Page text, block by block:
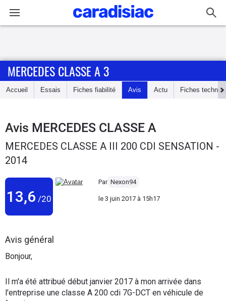
Accueil
Essais
Guide
d'achat
Utilitaires
Flottes
Services
MERCEDES CLASSE A 3
Accueil Essais Fiches fiabilité Avis Actu Fiches
Avis MERCEDES CLASSE A
MERCEDES CLASSE A III 200 CDI SENSATION -
2014
13,6 /20
Par Nexon94
le 3 juin 2017 à 15h17
Avis général
Bonjour,
Il m'a été attribué début janvier 2017 à mon arrivée dans
l'entreprise une classe A 200 cdi 7G-DCT en véhicule de